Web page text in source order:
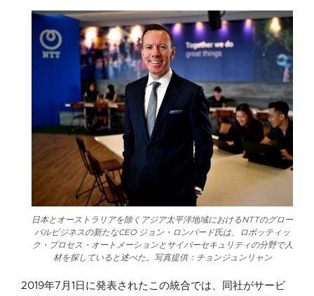
日本とオーストラリアを除くアジア太平洋地域におけるNTTのグロー
バルビジネスの新たなCEO ジョン・ロンバード氏は、ロボッティッ
ク・プロセス・オートメーションとサイバーセキュリティの分野で人
材を探していると述べた。写真提供：チョンジュンリャン
2019年7月1日に発表されたこの統合では、同社がサービ